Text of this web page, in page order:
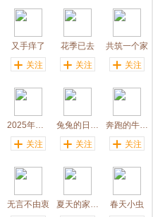
又手痒了
关注
花季已去
关注
共筑一个家
关注
2025年能找到媳妇吗
关注
兔兔的日记本
关注
奔跑的牛牛牛
关注
无言不由衷
夏天的家(用户注销)
春天小虫